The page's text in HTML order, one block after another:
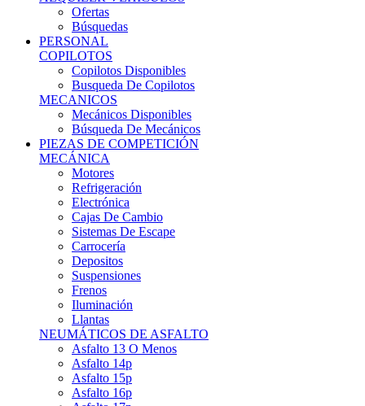
Búsquedas
PERSONAL
COPILOTOS
Copilotos Disponibles
Busqueda De Copilotos
MECANICOS
Mecánicos Disponibles
Búsqueda De Mecánicos
PIEZAS DE COMPETICIÓN
MECÁNICA
Motores
Refrigeración
Electrónica
Cajas De Cambio
Sistemas De Escape
Carrocería
Depositos
Suspensiones
Frenos
Iluminación
Llantas
NEUMÁTICOS DE ASFALTO
Asfalto 13 O Menos
Asfalto 14p
Asfalto 15p
Asfalto 16p
Asfalto 17p
Asfalto >= 18p